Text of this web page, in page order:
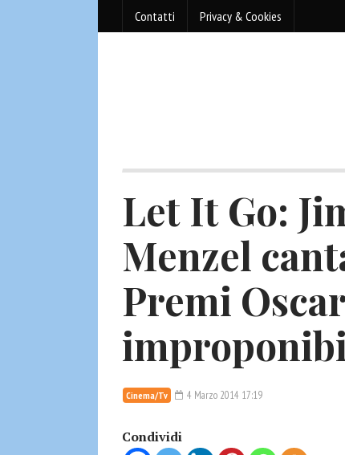
Contatti Privacy & Cookies
Let It Go:
Menzel
Premi
Cinema/Tv 4 Marzo 2014 17:19
Condividi